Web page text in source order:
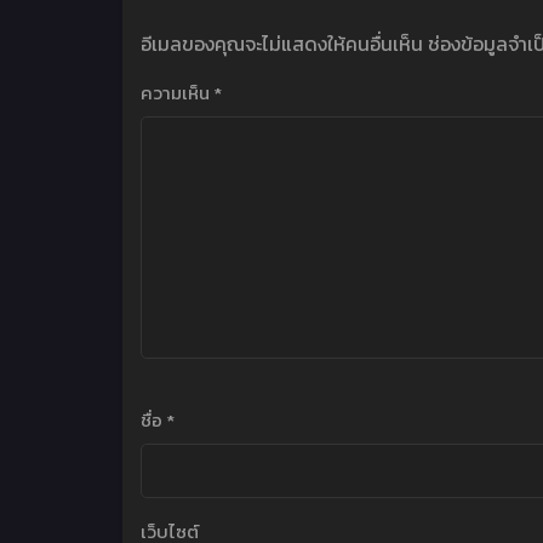
อีเมลของคุณจะไม่แสดงให้คนอื่นเห็น ช่องข้อมูลจำเ
ความเห็น *
ชื่อ *
เว็บไซต์